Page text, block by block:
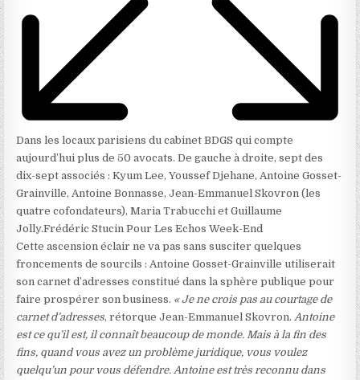
Dans les locaux parisiens du cabinet BDGS qui compte
aujourd’hui plus de 50 avocats. De gauche à droite, sept des
dix-sept associés : Kyum Lee, Youssef Djehane, Antoine Gosset-
Grainville, Antoine Bonnasse, Jean-Emmanuel Skovron (les
quatre cofondateurs), Maria Trabucchi et Guillaume
Jolly.Frédéric Stucin Pour Les Echos Week-End
Cette ascension éclair ne va pas sans susciter quelques
froncements de sourcils : Antoine Gosset-Grainville utiliserait
son carnet d’adresses constitué dans la sphère publique pour
faire prospérer son business. « Je ne crois pas au courtage de
carnet d’adresses, rétorque Jean-Emmanuel Skovron. Antoine
est ce qu’il est, il connaît beaucoup de monde. Mais à la fin des
fins, quand vous avez un problème juridique, vous voulez
quelqu’un pour vous défendre. Antoine est très reconnu dans